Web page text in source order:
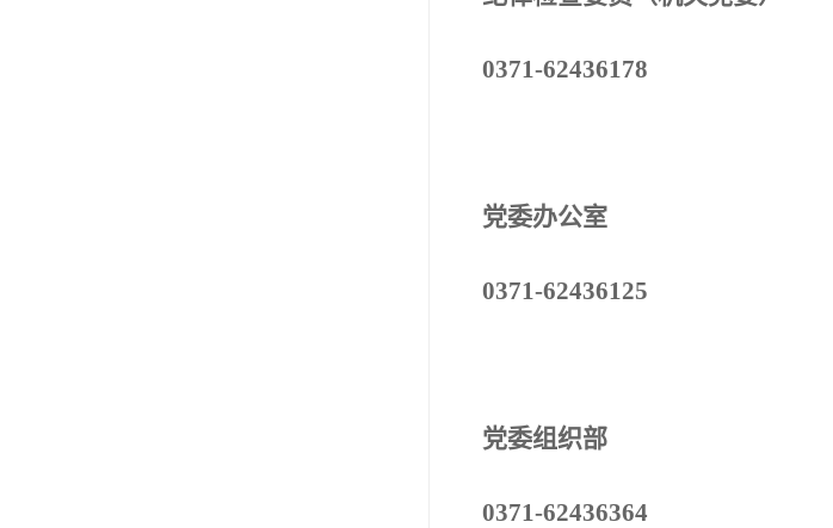
0371-62436178
党委办公室
0371-62436125
党委组织部
0371-62436364